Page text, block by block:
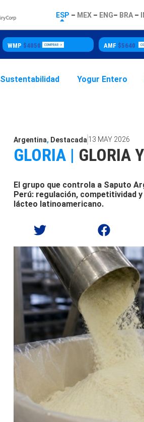
ESP – MEX– ENG– BRA–
WMP$4050 AMF$5640
Sustentabilidad Yogur Entero
Argentina, Destacada 13 MAY 2026
GLORIA | GLORIA
El grupo que controla a Saputo
Perú: regulación, competitividad
lácteo latinoamericano.